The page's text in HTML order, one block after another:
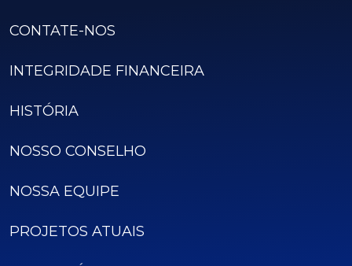
CONTATE-NOS
INTEGRIDADE FINANCEIRA
HISTÓRIA
NOSSO CONSELHO
NOSSA EQUIPE
PROJETOS ATUAIS